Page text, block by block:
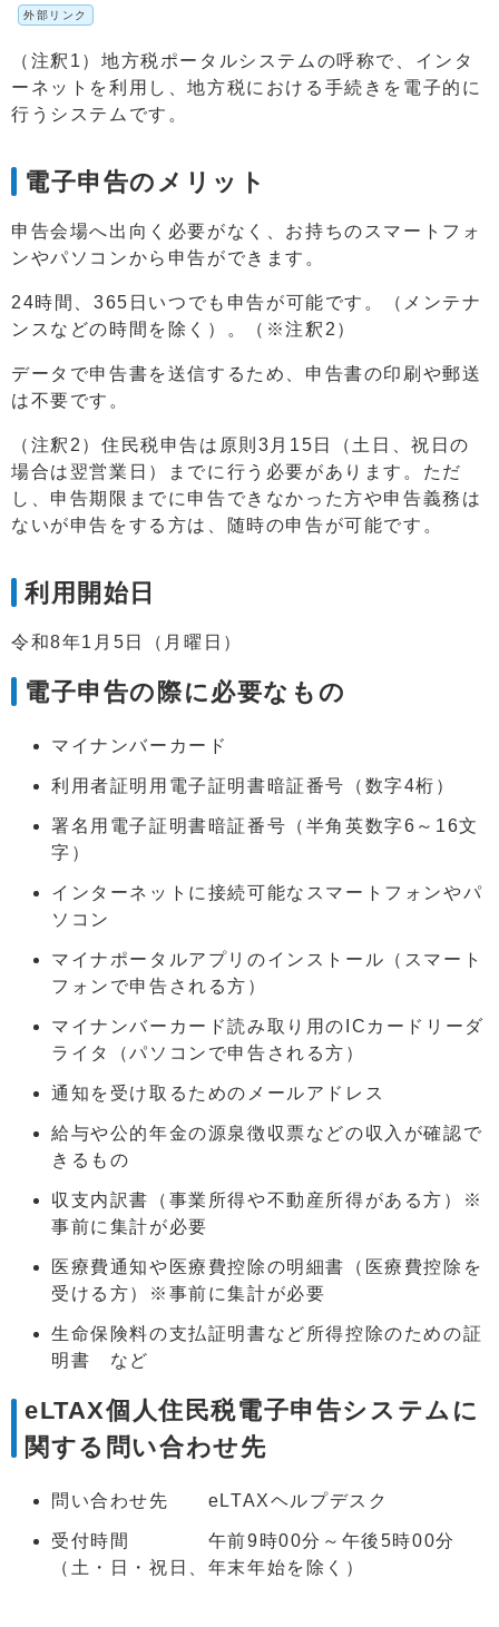
外部リンク
（注釈1）地方税ポータルシステムの呼称で、インタ
ーネットを利用し、地方税における手続きを電子的に
行うシステムです。
電子申告のメリット
申告会場へ出向く必要がなく、お持ちのスマートフォ
ンやパソコンから申告ができます。
24時間、365日いつでも申告が可能です。（メンテナ
ンスなどの時間を除く）。（※注釈2）
データで申告書を送信するため、申告書の印刷や郵送
は不要です。
（注釈2）住民税申告は原則3月15日（土日、祝日の
場合は翌営業日）までに行う必要があります。ただ
し、申告期限までに申告できなかった方や申告義務は
ないが申告をする方は、随時の申告が可能です。
利用開始日
令和8年1月5日（月曜日）
電子申告の際に必要なもの
マイナンバーカード
利用者証明用電子証明書暗証番号（数字4桁）
署名用電子証明書暗証番号（半角英数字6～16文
字）
インターネットに接続可能なスマートフォンやパ
ソコン
マイナポータルアプリのインストール（スマート
フォンで申告される方）
マイナンバーカード読み取り用のICカードリーダ
ライタ（パソコンで申告される方）
通知を受け取るためのメールアドレス
給与や公的年金の源泉徴収票などの収入が確認で
きるもの
収支内訳書（事業所得や不動産所得がある方）※
事前に集計が必要
医療費通知や医療費控除の明細書（医療費控除を
受ける方）※事前に集計が必要
生命保険料の支払証明書など所得控除のための証
明書 など
eLTAX個人住民税電子申告システムに
関する問い合わせ先
問い合わせ先 eLTAXヘルプデスク
受付時間 午前9時00分～午後5時00分
（土・日・祝日、年末年始を除く）